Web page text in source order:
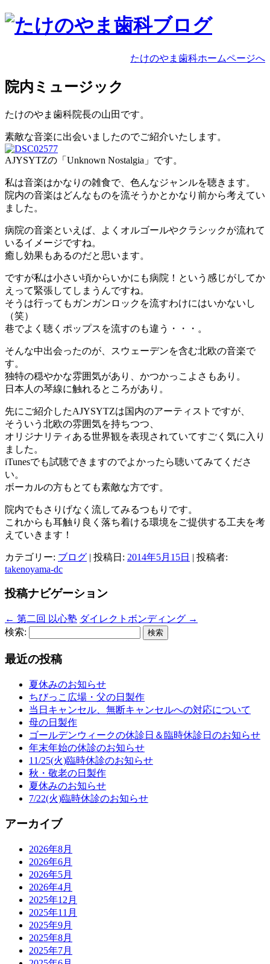
たけのやま歯科ホームページへ
院内ミュージック
たけのやま歯科院長の山田です。
素敵な音楽に出会いましたのでご紹介いたします。
AJYSYTZの「Unknown Nostalgia」です。
私は音楽はかなりの雑食で、色んなジャンルを聴きます。
院内の音楽はどんなものを流そうかとかなり前から考えてい
ました。
病院の音楽といえば、よくオルゴールやクラシックが流れて
いるイメージですね。
癒し効果もあるのだと思います。
ですが私は小さい頃からいかにも病院！という感じがしてか
えって緊張してしまうんですね。
そうは行ってもガンガンロックを流すわけにはいかないし
（笑）
巷でよく聴くポップスを流すのも違う・・・。
そんな中出会ったのが、スウェーデンを含む北欧の音楽で
す。
独特の穏やかな雰囲気があり、かつかっこよさもあり。
日本人の琴線に触れるところがあり。
先にご紹介したAJYSYTZは国内のアーティストですが、
そういう北欧の雰囲気を持ちつつ、
オリジナリティある世界観を表現されていてすごく気に入り
ました。
iTunesでも試聴できますのでよかったら聴いてみてくださ
い。
ボーカルの方もとても素敵な方です。
院内でもさりげなく流してみるつもりです。
これからも耳触り良く落ち着ける環境をご提供する工夫を考
えていきます！
カテゴリー: ブログ | 投稿日: 2014年5月15日 | 投稿者:
takenoyama-dc
投稿ナビゲーション
← 第二回 以心塾 ダイレクトボンディング →
検索:
最近の投稿
夏休みのお知らせ
ちびっこ広場・父の日製作
当日キャンセル、無断キャンセルへの対応について
母の日製作
ゴールデンウィークの休診日＆臨時休診日のお知らせ
年末年始の休診のお知らせ
11/25(火)臨時休診のお知らせ
秋・敬老の日製作
夏休みのお知らせ
7/22(火)臨時休診のお知らせ
アーカイブ
2026年8月
2026年6月
2026年5月
2026年4月
2025年12月
2025年11月
2025年9月
2025年8月
2025年7月